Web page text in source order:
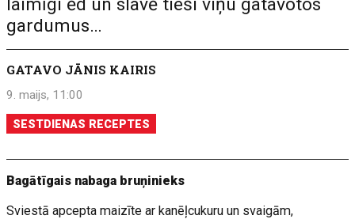
laimīgi ēd un slavē tieši viņu gatavotos
gardumus…
GATAVO JĀNIS KAIRIS
9. maijs, 11:00
SESTDIENAS RECEPTES
Bagātīgais nabaga bruņinieks
Sviestā apcepta maizīte ar kanēļcukuru un svaigām,